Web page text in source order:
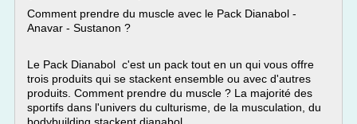
Comment prendre du muscle avec le Pack Dianabol -
Anavar - Sustanon ?
Le Pack Dianabol c'est un pack tout en un qui vous offre
trois produits qui se stackent ensemble ou avec d'autres
produits. Comment prendre du muscle ? La majorité des
sportifs dans l'univers du culturisme, de la musculation, du